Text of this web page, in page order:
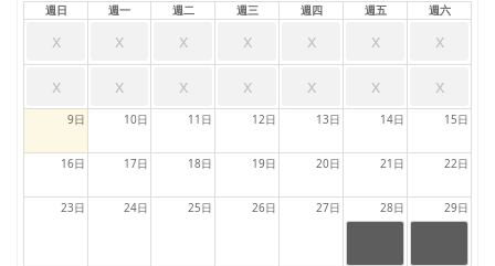
週日 週一 週二 週三 週四 週五 週六
x x x x x x
x
x
x x x x x x
9日 10日 11日 12日 13日 14日 15日
16日 17日 18日 19日 20日 21日 22日
23日 24日 25日 26日 27日 28日 29日